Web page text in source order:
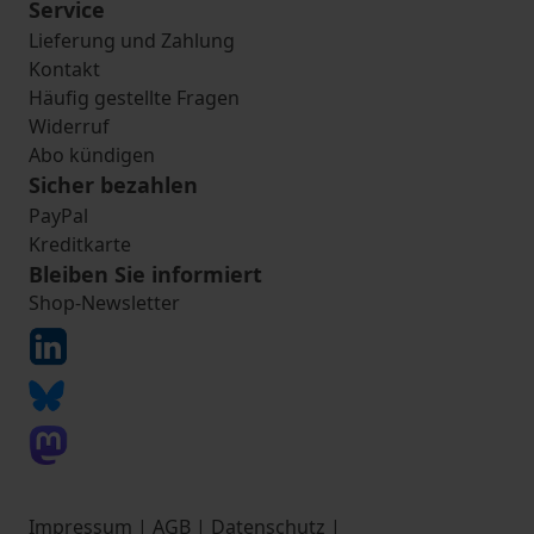
Service
Lieferung und Zahlung
Kontakt
Häufig gestellte Fragen
Widerruf
Abo kündigen
Sicher bezahlen
PayPal
Kreditkarte
Bleiben Sie informiert
Shop-Newsletter
Impressum | AGB | Datenschutz |